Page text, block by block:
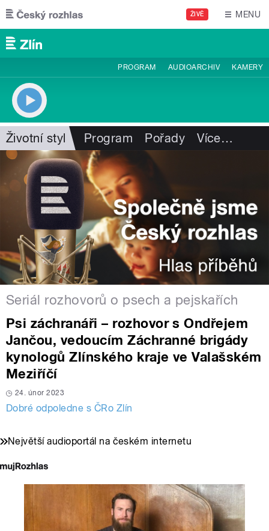
Přejít k hlavnímu obsahu
ŽIVĚ MENU
PROGRAM AUDIOARCHIV KAMERY
Životní styl Program Pořady Více…
Seriál rozhovorů o psech a pejskařích
Psi záchranáři – rozhovor s Ondřejem
Jančou, vedoucím Záchranné brigády
kynologů Zlínského kraje ve Valašském
Meziříčí
24. únor 2023
Dobré odpoledne s ČRo Zlín
Největší audioportál na českém internetu